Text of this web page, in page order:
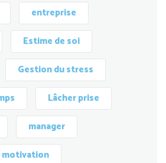
entreprise
Estime de soi
Gestion du stress
Lâcher prise
manager
motivation